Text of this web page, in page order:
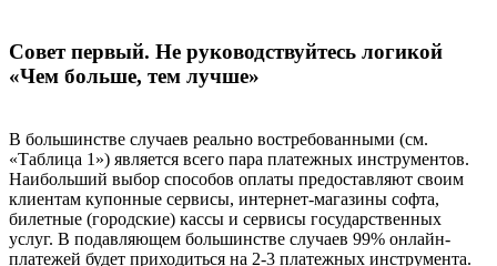
Совет первый. Не руководствуйтесь логикой
«Чем больше, тем лучше»
В большинстве случаев реально востребованными (см.
«Таблица 1») является всего пара платежных инструментов.
Наибольший выбор способов оплаты предоставляют своим
клиентам купонные сервисы, интернет-магазины софта,
билетные (городские) кассы и сервисы государственных
услуг. В подавляющем большинстве случаев 99% онлайн-
платежей будет приходиться на 2-3 платежных инструмента.